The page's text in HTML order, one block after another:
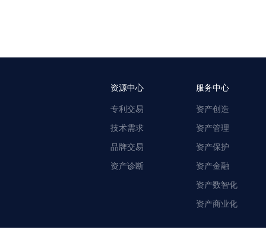
资源中心
专利交易
技术需求
品牌交易
资产诊断
服务中心
资产创造
资产管理
资产保护
资产金融
资产数智化
资产商业化